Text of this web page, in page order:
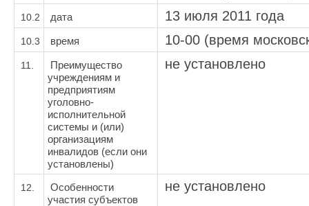
10.2 дата 13 июля 2011 года
10.3 время 10-00 (время
11.
Преимущество
учреждениям и
предприятиям
уголовно-
исполнительной
системы и (или)
организациям
инвалидов (если они
установлены)
не установлено
12.
Особенности
участия субъектов
не установлено